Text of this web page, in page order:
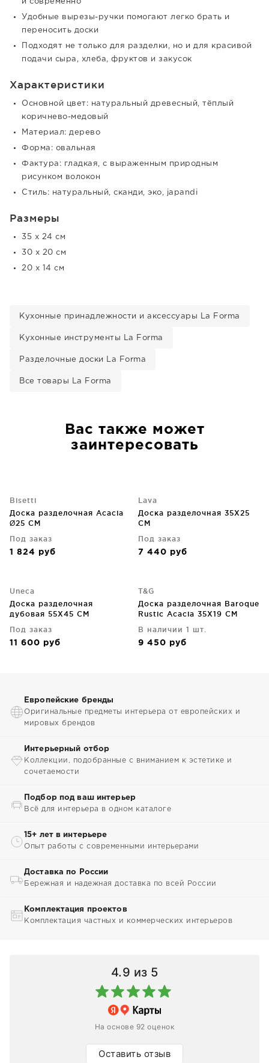
и современно
Удобные вырезы-ручки помогают легко брать и
переносить доски
Подходят не только для разделки, но и для красивой
подачи сыра, хлеба, фруктов и закусок
Характеристики
Основной цвет: натуральный древесный, тёплый
коричнево-медовый
Материал: дерево
Форма: овальная
Фактура: гладкая, с выраженным природным
рисунком волокон
Стиль: натуральный, сканди, эко, japandi
Размеры
35 x 24 см
30 x 20 см
20 x 14 см
Кухонные принадлежности и аксессуары La Forma
Кухонные инструменты La Forma
Разделочные доски La Forma
Все товары La Forma
Вас также может
заинтересовать
Bisetti
Доска разделочная Acacia
Ø25 CM
Под заказ
1 824 руб
Lava
Доска разделочная 35X25
CM
Под заказ
7 440 руб
Uneca
Доска разделочная
дубовая 55X45 CM
Под заказ
11 600 руб
T&G
Доска разделочная Baroque
Rustic Acacia 35X19 CM
В наличии 1 шт.
9 450 руб
Европейские бренды
Оригинальные предметы интерьера от европейских и
мировых брендов
Интерьерный отбор
Коллекции, подобранные с вниманием к эстетике и
сочетаемости
Подбор под ваш интерьер
Всё для интерьера в одном каталоге
15+ лет в интерьере
Опыт работы с современными интерьерами
Доставка по России
Бережная и надежная доставка по всей России
Комплектация проектов
Комплектация частных и коммерческих интерьеров
4.9 из 5
На основе 92 оценок
Оставить отзыв